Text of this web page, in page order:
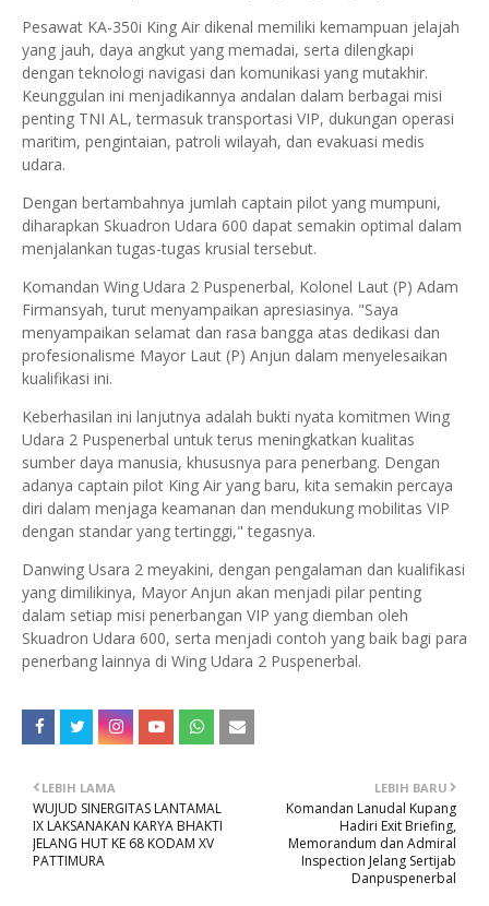
Pesawat KA-350i King Air dikenal memiliki kemampuan jelajah
yang jauh, daya angkut yang memadai, serta dilengkapi
dengan teknologi navigasi dan komunikasi yang mutakhir.
Keunggulan ini menjadikannya andalan dalam berbagai misi
penting TNI AL, termasuk transportasi VIP, dukungan operasi
maritim, pengintaian, patroli wilayah, dan evakuasi medis
udara.
Dengan bertambahnya jumlah captain pilot yang mumpuni,
diharapkan Skuadron Udara 600 dapat semakin optimal dalam
menjalankan tugas-tugas krusial tersebut.
Komandan Wing Udara 2 Puspenerbal, Kolonel Laut (P) Adam
Firmansyah, turut menyampaikan apresiasinya. "Saya
menyampaikan selamat dan rasa bangga atas dedikasi dan
profesionalisme Mayor Laut (P) Anjun dalam menyelesaikan
kualifikasi ini.
Keberhasilan ini lanjutnya adalah bukti nyata komitmen Wing
Udara 2 Puspenerbal untuk terus meningkatkan kualitas
sumber daya manusia, khususnya para penerbang. Dengan
adanya captain pilot King Air yang baru, kita semakin percaya
diri dalam menjaga keamanan dan mendukung mobilitas VIP
dengan standar yang tertinggi," tegasnya.
Danwing Usara 2 meyakini, dengan pengalaman dan kualifikasi
yang dimilikinya, Mayor Anjun akan menjadi pilar penting
dalam setiap misi penerbangan VIP yang diemban oleh
Skuadron Udara 600, serta menjadi contoh yang baik bagi para
penerbang lainnya di Wing Udara 2 Puspenerbal.
LEBIH BARU
Komandan Lanudal Kupang
Hadiri Exit Briefing,
Memorandum dan Admiral
Inspection Jelang Sertijab
Danpuspenerbal
LEBIH LAMA
WUJUD SINERGITAS LANTAMAL
IX LAKSANAKAN KARYA BHAKTI
JELANG HUT KE 68 KODAM XV
PATTIMURA